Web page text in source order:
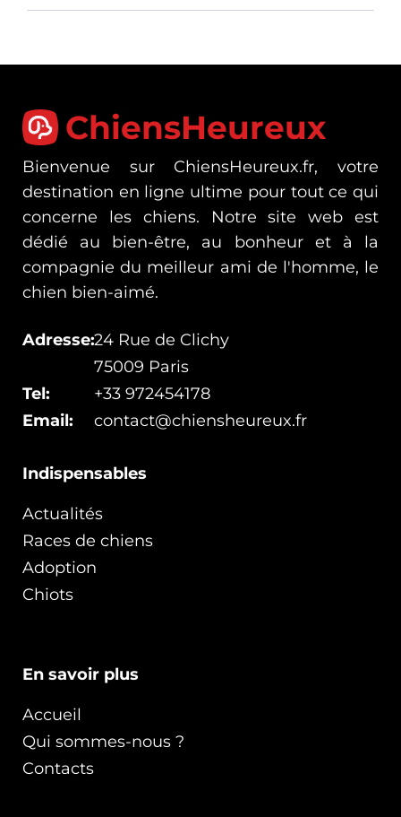
Indispensables
Actualités
Races de chiens
Adoption
Chiots
En savoir plus
Accueil
Qui sommes-nous ?
Contacts
ChiensHeureux
Bienvenue sur ChiensHeureux.fr, votre
destination en ligne ultime pour tout ce qui
concerne les chiens. Notre site web est
dédié au bien-être, au bonheur et à la
compagnie du meilleur ami de l'homme, le
chien bien-aimé.
Adresse:24 Rue de Clichy
75009 Paris
Tel:
+33 972454178
Email:
contact@chiensheureux.fr